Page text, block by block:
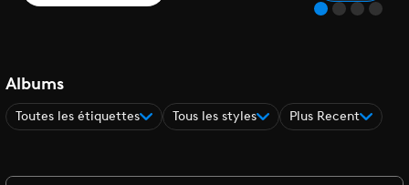
Albums
Toutes les étiquettes Tous les styles Plus Recent